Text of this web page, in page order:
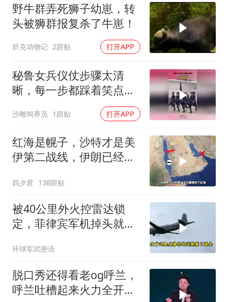
野牛群弄死狮子幼崽，转
头被狮群报复杀了牛崽！
舒克动物记 2跟贴 打开APP
秘鲁女兵仪仗步骤太清
晰，每一步都踩着笑点，
沙雕饲养员 1跟贴 打开APP
红海是幌子，沙特才是美
伊第二战线，伊朗已经输
四夕君 138跟贴
被40公里外火控雷达锁
定，菲律宾军机掉头就
场
环球军武密语
脱口秀还得看老og呼兰，
呼兰吐槽起来火力全开，